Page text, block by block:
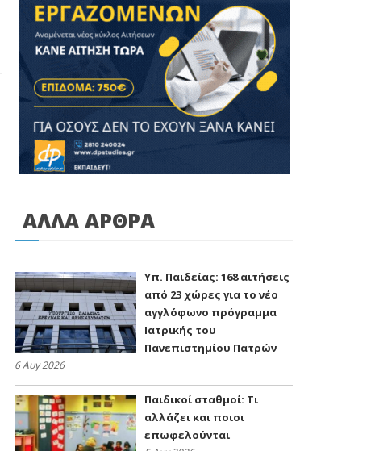
ΑΛΛΑ ΑΡΘΡΑ
Υπ. Παιδείας: 168 αιτήσεις
από 23 χώρες για το νέο
αγγλόφωνο πρόγραμμα
Ιατρικής του
Πανεπιστημίου Πατρών
6 Αυγ 2026
Παιδικοί σταθμοί: Τι
αλλάζει και ποιοι
επωφελούνται